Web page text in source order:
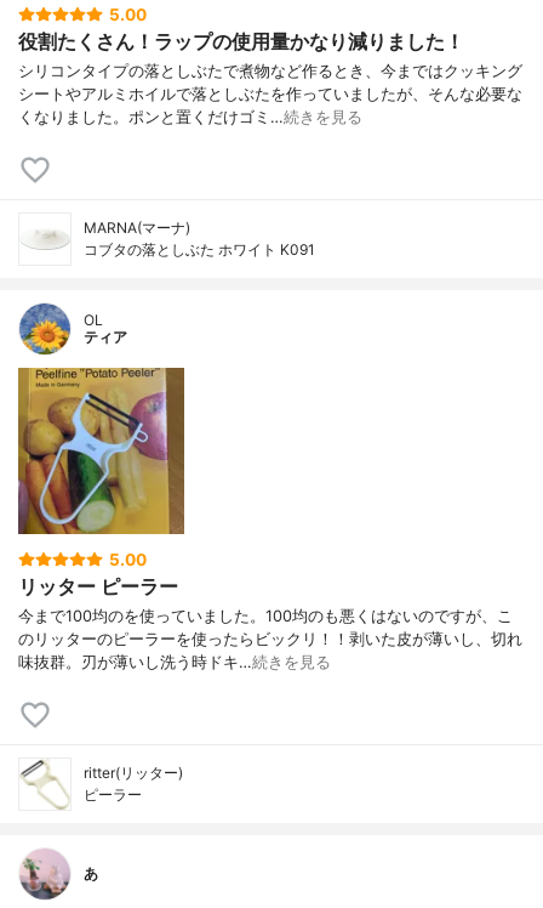
5.00
役割たくさん！ラップの使用量かなり減りました！
シリコンタイプの落としぶたで煮物など作るとき、今まではクッキング
シートやアルミホイルで落としぶたを作っていましたが、そんな必要な
くなりました。ポンと置くだけゴミ…続きを見る
MARNA(マーナ)
コブタの落としぶた ホワイト K091
OL
ティア
5.00
リッター ピーラー
今まで100均のを使っていました。100均のも悪くはないのですが、こ
のリッターのピーラーを使ったらビックリ！！剥いた皮が薄いし、切れ
味抜群。刃が薄いし洗う時ドキ…続きを見る
ritter(リッター)
ピーラー
あ